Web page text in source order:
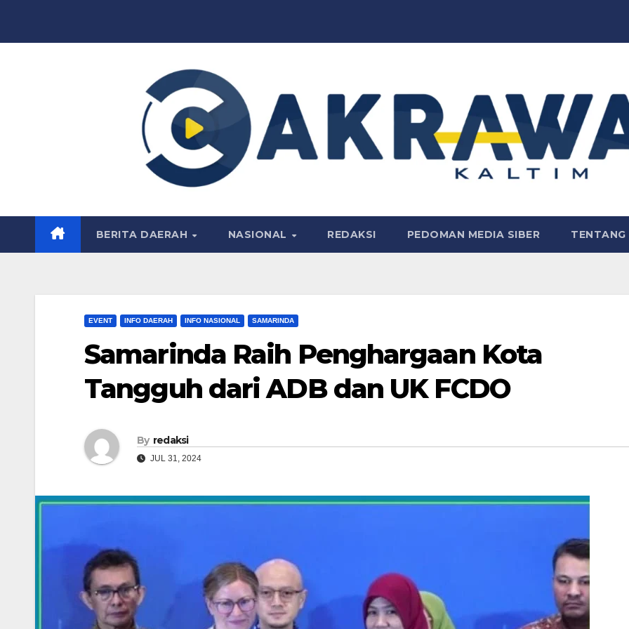
BERITA DAERAH NASIONAL REDAKSI PEDOMAN MEDIA SIBER TENTANG
EVENT INFO DAERAH INFO NASIONAL SAMARINDA
Samarinda Raih Penghargaan Kota
Tangguh dari ADB dan UK FCDO
By redaksi
JUL 31, 2024